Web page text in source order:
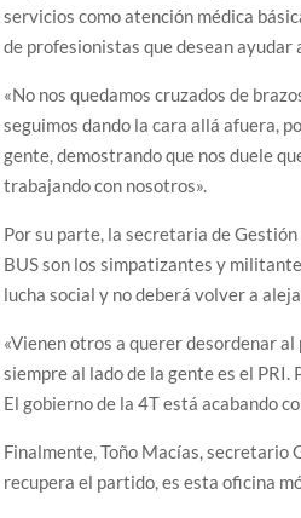
servicios como atención médica
de profesionistas que desean ayudar
«No nos quedamos cruzados de
seguimos dando la cara allá afuera,
gente, demostrando que nos duele
trabajando con nosotros».
Por su parte, la secretaria de
BUS son los simpatizantes y
lucha social y no deberá volver a
«Vienen otros a querer desordenar
siempre al lado de la gente es el
El gobierno de la 4T está acabando
Finalmente, Toño Macías, secretario
recupera el partido, es esta oficina